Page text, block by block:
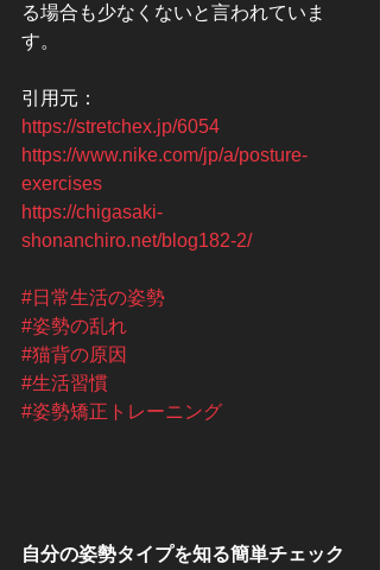
る場合も少なくないと言われていま
す。
引用元：
https://stretchex.jp/6054
https://www.nike.com/jp/a/posture-
exercises
https://chigasaki-
shonanchiro.net/blog182-2/
#日常生活の姿勢
#姿勢の乱れ
#猫背の原因
#生活習慣
#姿勢矯正トレーニング
自分の姿勢タイプを知る簡単チェック